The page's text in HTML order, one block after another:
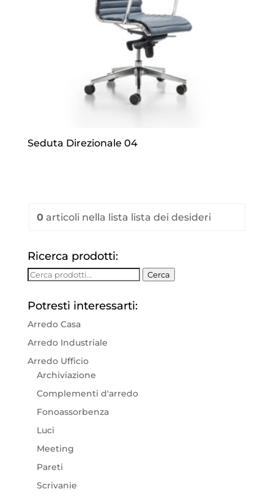
Seduta Direzionale 04
0articoli nella lista lista dei desideri
Ricerca prodotti:
Cerca: Cerca
Potresti interessarti:
Arredo Casa
Arredo Industriale
Arredo Ufficio
Archiviazione
Complementi d'arredo
Fonoassorbenza
Luci
Meeting
Pareti
Scrivanie